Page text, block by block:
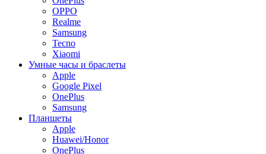
OPPO
Realme
Samsung
Tecno
Xiaomi
Умные часы и браслеты
Apple
Google Pixel
OnePlus
Samsung
Планшеты
Apple
Huawei/Honor
OnePlus